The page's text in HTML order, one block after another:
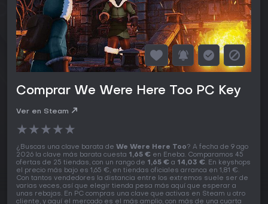
Comprar We Were Here Too PC Key
Ver en Steam
★★★★★
¿Buscas una clave barata de We Were Here Too? A fecha de 9 ago
2026 la clave más barata cuesta 1,65 € en Eneba. Comparamos 45
ofertas de 25 tiendas, con un rango de 1,65 € a 14,03 €. En keyshops
el precio más bajo es 1,65 €, en tiendas oficiales arranca en 1,81 €.
Con tantos vendedores la distancia entre los extremos suele ser de
varias veces, así que elegir tienda pesa más aquí que esperar a
unas rebajas. En PC compras una clave que activas en Steam u otro
cliente, y aquí el mercado es el más amplio, con más de una cuarta